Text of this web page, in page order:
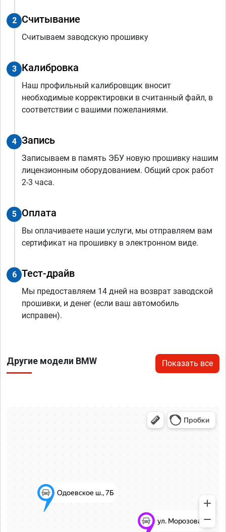
2 Считывание
Считываем заводскую прошивку
3 Калибровка
Наш профильный калибровщик вносит
необходимые корректировки в считанный файл, в
соответствии с вашими пожеланиями.
4 Запись
Записываем в память ЭБУ новую прошивку нашим
лицензионным оборудованием. Общий срок работ
2-3 часа.
5 Оплата
Вы оплачиваете наши услуги, мы отправляем вам
сертификат на прошивку в электронном виде.
6 Тест-драйв
Мы предоставляем 14 дней на возврат заводской
прошивки, и денег (если ваш автомобиль
исправен).
Другие модели BMW Показать все